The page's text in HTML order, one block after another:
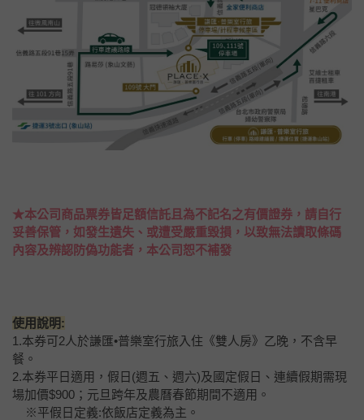
★本公司商品票券皆足額信託且為不記名之有價證券，請自行
妥善保管，如發生遺失、或遭受嚴重毀損，以致無法讀取條碼
內容及辨認防偽功能者，本公司恕不補發
使用說明:
1.本券可2人於謙匯•普樂室行旅入住《雙人房》乙晚，不含早
餐。
2.本券平日適用，假日(週五、週六)及國定假日、連續假期需現
場加價$900；元旦跨年及農曆春節期間不適用。
※平假日定義:依飯店定義為主。